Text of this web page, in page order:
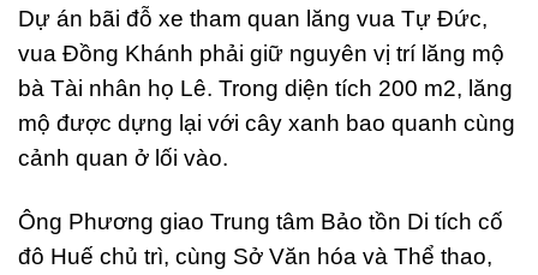
Dự án bãi đỗ xe tham quan lăng vua Tự Đức,
vua Đồng Khánh phải giữ nguyên vị trí lăng mộ
bà Tài nhân họ Lê. Trong diện tích 200 m2, lăng
mộ được dựng lại với cây xanh bao quanh cùng
cảnh quan ở lối vào.
Ông Phương giao Trung tâm Bảo tồn Di tích cố
đô Huế chủ trì, cùng Sở Văn hóa và Thể thao,